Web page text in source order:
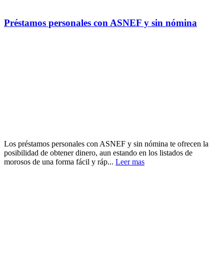
Préstamos personales con ASNEF y sin nómina
Los préstamos personales con ASNEF y sin nómina te ofrecen la
posibilidad de obtener dinero, aun estando en los listados de
morosos de una forma fácil y ráp... Leer mas